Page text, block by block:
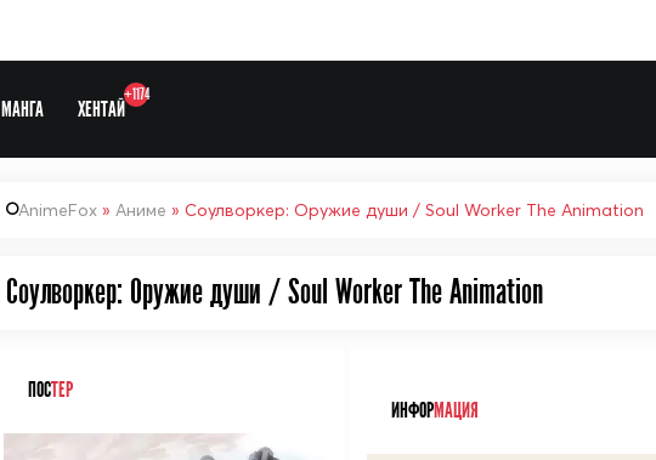
Выберите одну категорию
МАНГА ХЕНТАЙ
+1174
AnimeFox » Аниме » Соулворкер: Оружие души / Soul Worker The Animation
Соулворкер: Оружие души / Soul Worker The Animation
ПОСТЕР
ИНФОРМАЦИЯ